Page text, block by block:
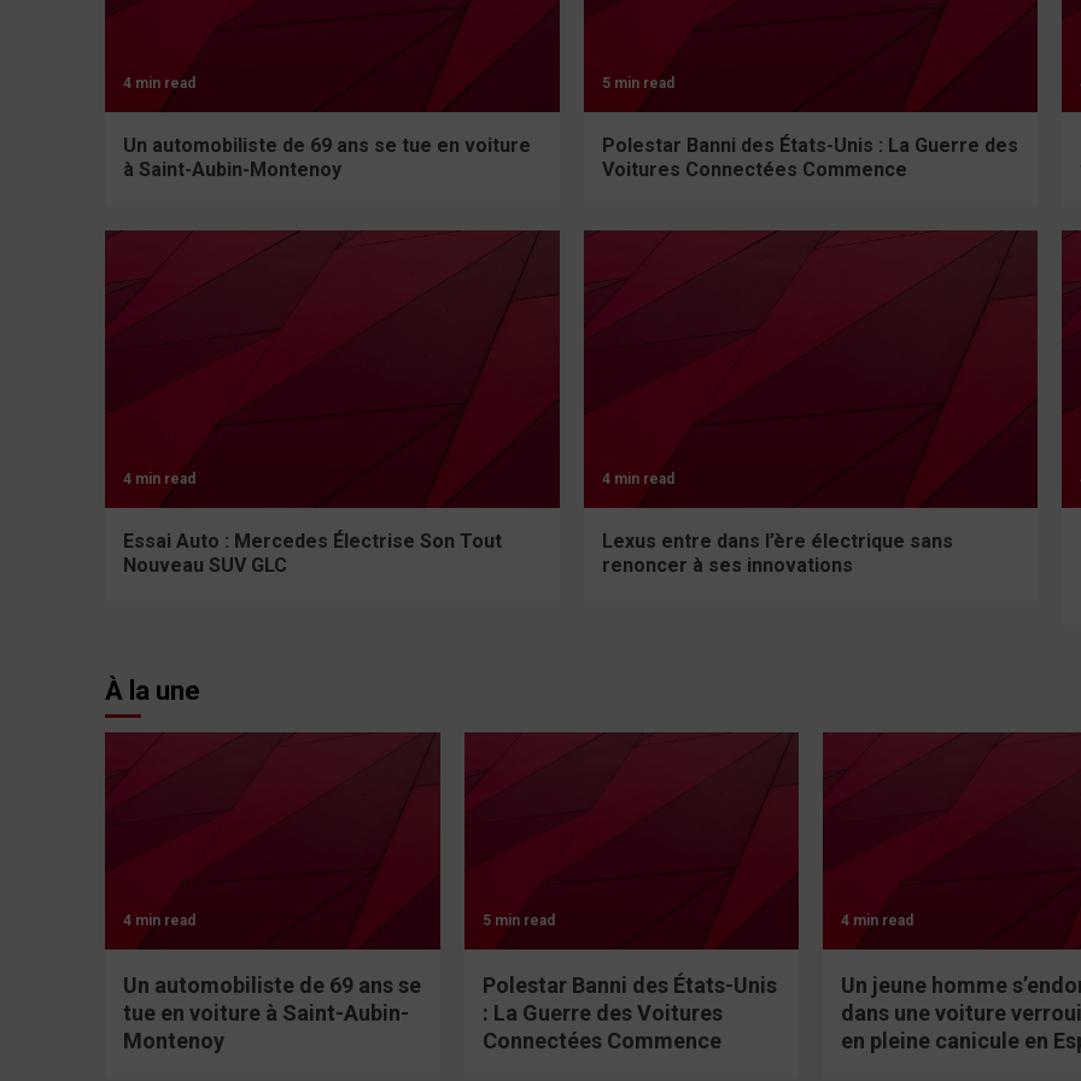
4 min read
Un automobiliste de 69 ans se tue en voiture
à Saint-Aubin-Montenoy
5 min read
Polestar Banni des États-Unis : La Guerre des
Voitures Connectées Commence
4 min read
Essai Auto : Mercedes Électrise Son Tout
Nouveau SUV GLC
4 min read
Lexus entre dans l’ère électrique sans
renoncer à ses innovations
À la une
4 min read
Un automobiliste de 69 ans se
tue en voiture à Saint-Aubin-
Montenoy
5 min read
Polestar Banni des États-Unis
: La Guerre des Voitures
Connectées Commence
4 min read
Un jeune homme
dans une voiture
en pleine canicule en